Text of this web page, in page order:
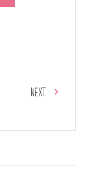
NEXT